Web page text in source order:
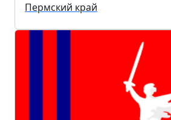
Пермский край